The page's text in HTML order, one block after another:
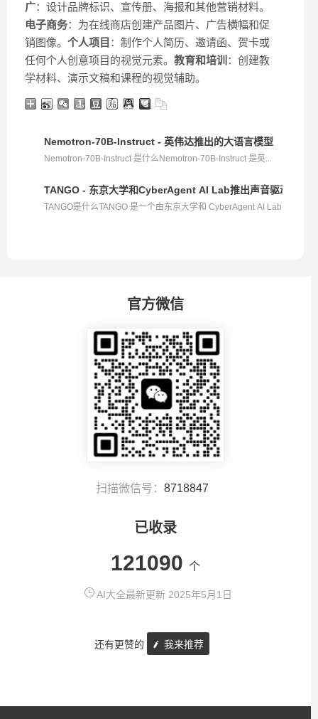
广：设计品牌标识、宣传册、海报和其他营销材料。
电子商务：为在线商店创建产品图片、广告横幅和促
销图像。 个人项目 ：制作个人简历、邀请函、贺卡或
任何个人创意项目的视觉元素。 教育和培训 ：创建教
学材料、演示文稿和课程的视觉辅助。
Nemotron-70B-Instruct - 英伟达推出的大语言模型
Nemotron-70B-Instruct 是什么Nemotron-70B-Instruct 是英...
TANGO - 东京大学和CyberAgent AI Lab推出声音驱动全身
TANGO是什么TANGO 是一个由东京大学和 CyberAgent AI Lab
官方微信
扫描微信号： 8718847
已收录
121090 个
AI大全最新更新 2025年5月1日
还有更赞的 我来推荐